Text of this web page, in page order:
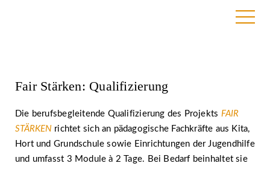
Fair Stärken: Qualifizierung
Die berufsbegleitende Qualifizierung des Projekts FAIR
STÄRKEN richtet sich an pädagogische Fachkräfte aus Kita,
Hort und Grundschule sowie Einrichtungen der Jugendhilfe
und umfasst 3 Module à 2 Tage. Bei Bedarf beinhaltet sie